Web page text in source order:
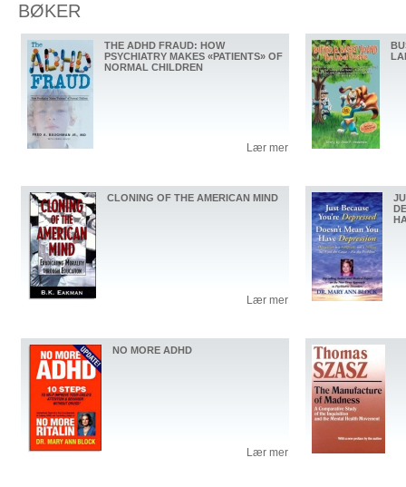
BØKER
THE ADHD FRAUD: HOW
PSYCHIATRY MAKES «PATIENTS» OF
NORMAL CHILDREN
Lær mer
CLONING OF THE AMERICAN MIND
Lær mer
NO MORE ADHD
Lær mer